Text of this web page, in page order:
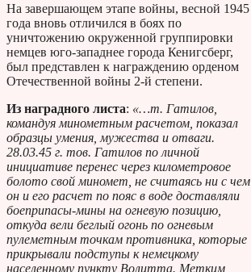
На завершающем этапе войны, весной 1945
года вновь отличился в боях по
уничтожению окруженной группировки
немцев юго-западнее города Кенигсберг,
был представлен к награждению орденом
Отечественной войны 2-й степени.
Из наградного листа: «…т. Гатилов,
командуя минометным расчетом, показал
образцы умения, мужества и отваги.
28.03.45 г. тов. Гатилов по личной
инициативе перенес через километровое
болото свой миномет, не считаясь ни с чем
он и его расчет по пояс в воде доставляли
боеприпасы-мины на огневую позицию,
откуда вели беглый огонь по огневым
пулеметным точкам противника, которые
прикрывали подступы к немецкому
населенному пункту Волитта. Метким